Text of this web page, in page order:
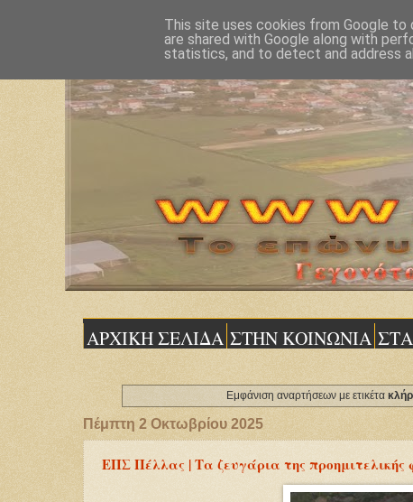
ΑΡΧΙΚΗ ΣΕΛΙΔΑ ΣΤΗΝ ΚΟΙΝΩΝΙΑ
Εμφάνιση αναρτήσεων με ετικέτα
Πέμπτη 2 Οκτωβρίου 2025
ΕΠΣ Πέλλας | Τα ζευγάρια της προημιτελικής
This site uses cookies from Google to
are shared with Google along with
statistics, and to detect and address